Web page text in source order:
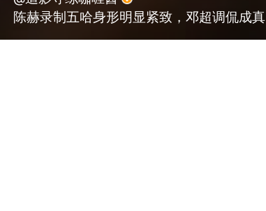
陈赫录制五哈身形明显紧致，邓超调侃成真